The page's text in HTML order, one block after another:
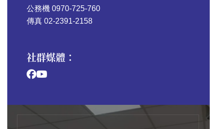
公務機 0970-725-760
傳真 02-2391-2158
社群媒體：